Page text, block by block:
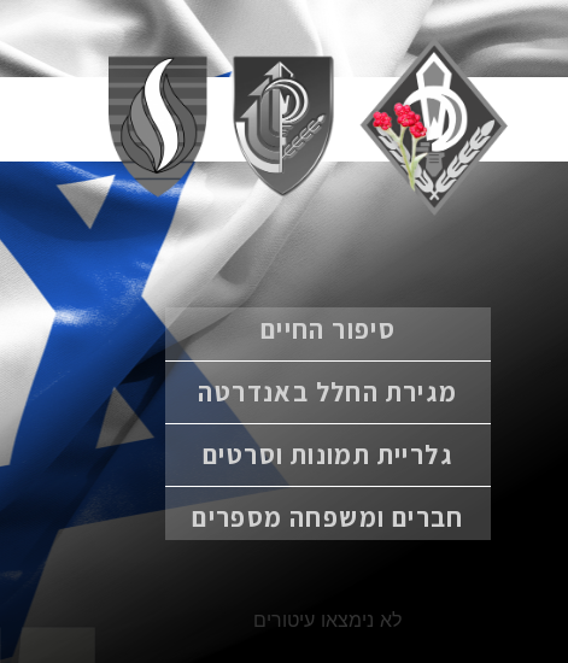
סיפור החיים
מגירת החלל באנדרטה
גלריית תמונות וסרטים
חברים ומשפחה מספרים
לא נימצאו עיטורים